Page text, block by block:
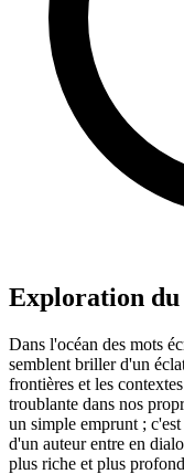
Exploration du
Dans l'océan des mots
semblent briller d'un
frontières et les
troublante dans nos
un simple emprunt ;
d'un auteur entre en
plus riche et plus